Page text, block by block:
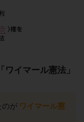
イマール憲法」
のが ワイマール憲